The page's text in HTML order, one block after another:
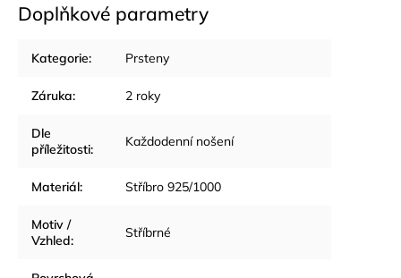
Doplňkové parametry
Kategorie: Prsteny
Záruka: 2 roky
Dle
příležitosti: Každodenní nošení
Materiál: Stříbro 925/1000
Motiv /
Vzhled: Stříbrné